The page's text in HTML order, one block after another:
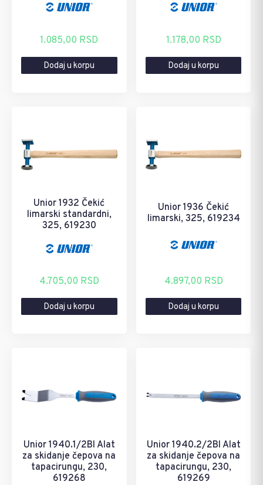
1.085,00 RSD
Dodaj u korpu
1.178,00 RSD
Dodaj u korpu
Unior 1932 Čekić
limarski standardni,
325, 619230
4.705,00 RSD
Dodaj u korpu
Unior 1936 Čekić
limarski, 325, 619234
4.897,00 RSD
Dodaj u korpu
Unior 1940.1/2BI Alat
za skidanje čepova na
tapacirungu, 230,
619268
Unior 1940.2/2BI Alat
za skidanje čepova na
tapacirungu, 230,
619269